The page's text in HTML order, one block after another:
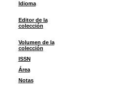
Idioma
Editor de la
colección
Volumen de la
colección
ISSN
Área
Notas